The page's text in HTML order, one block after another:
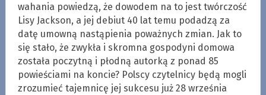
wahania powiedzą, że dowodem na to jest twórczość
Lisy Jackson, a jej debiut 40 lat temu podadzą za
datę umowną nastąpienia poważnych zmian. Jak to
się stało, że zwykła i skromna gospodyni domowa
została poczytną i płodną autorką z ponad 85
powieściami na koncie? Polscy czytelnicy będą mogli
zrozumieć tajemnicę jej sukcesu już 28 września